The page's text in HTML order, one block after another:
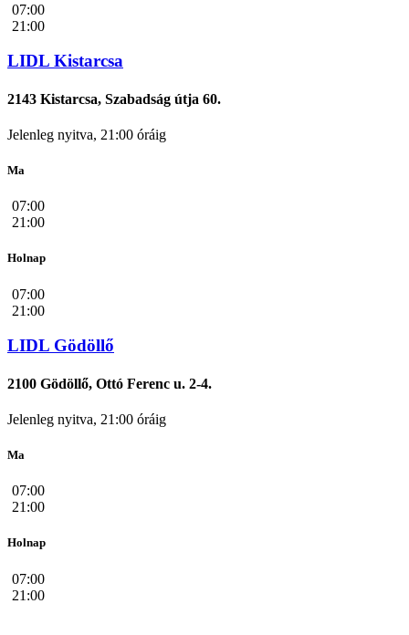
07:00
21:00
LIDL Kistarcsa
2143 Kistarcsa, Szabadság útja 60.
Jelenleg nyitva, 21:00 óráig
Ma
07:00
21:00
Holnap
07:00
21:00
LIDL Gödöllő
2100 Gödöllő, Ottó Ferenc u. 2-4.
Jelenleg nyitva, 21:00 óráig
Ma
07:00
21:00
Holnap
07:00
21:00